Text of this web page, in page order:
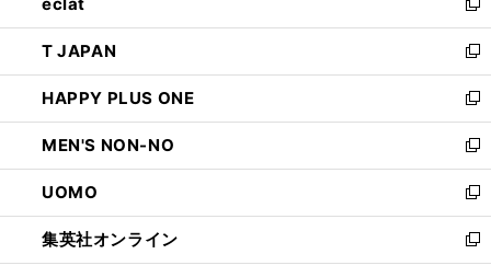
で
開
く
ド
ウ
で
開
く
ィ
ン
ド
ウ
で
開
く
い
ウ
ィ
ン
ド
ウ
で
開
く
新
し
い
ウ
ィ
ン
ド
ウ
で
開
く
T JAPAN
新
し
い
ウ
ィ
ン
ド
ウ
で
開
HAPPY PLUS ONE
新
し
い
ウ
ィ
ン
ド
ウ
MEN'S NON-NO
新
し
い
ウ
ィ
ン
UOMO
新
し
い
ウ
集英社オンライン
新
し